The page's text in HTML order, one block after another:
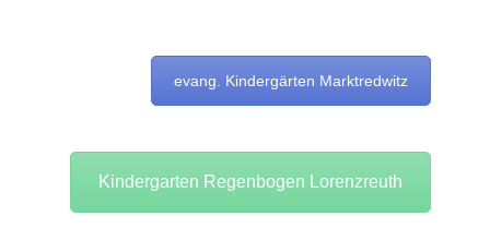
evang. Kindergärten Marktredwitz
Kindergarten Regenbogen Lorenzreuth